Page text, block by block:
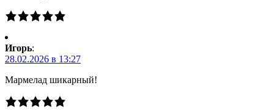
Игорь:
28.02.2026 в 13:27
Мармелад шикарный!